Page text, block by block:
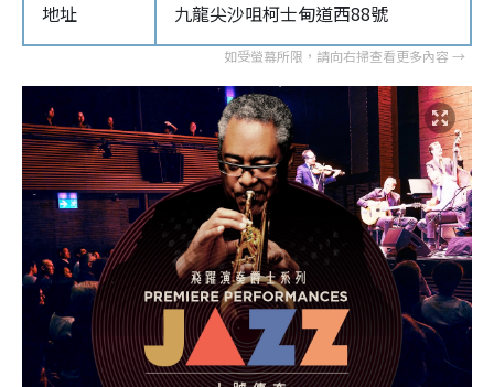
地址 九龍尖沙咀柯士甸道西88號